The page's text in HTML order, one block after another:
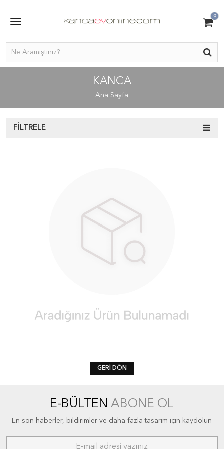
0
KANCA
Ana Sayfa
FILTRELE
GERI DÖN
E-BÜLTEN ABONE OL
En son haberler, bildirimler ve daha fazla tasarım için kaydolun